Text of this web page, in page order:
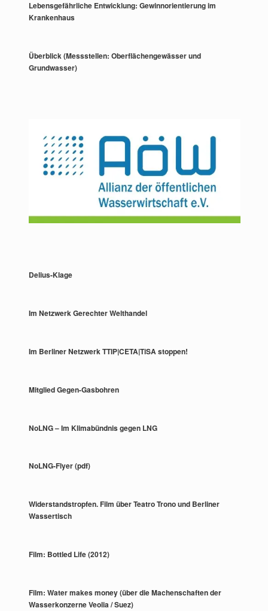
Lebensgefährliche Entwicklung: Gewinnorientierung im
Krankenhaus
Überblick (Messstellen: Oberflächengewässer und
Grundwasser)
Delius-Klage
Im Netzwerk Gerechter Welthandel
Im Berliner Netzwerk TTIP|CETA|TiSA stoppen!
Mitglied Gegen-Gasbohren
NoLNG – Im Klimabündnis gegen LNG
NoLNG-Flyer (pdf)
Widerstandstropfen. Film über Teatro Trono und Berliner
Wassertisch
Film: Bottled Life (2012)
Film: Water makes money (über die Machenschaften der
Wasserkonzerne Veolia / Suez)